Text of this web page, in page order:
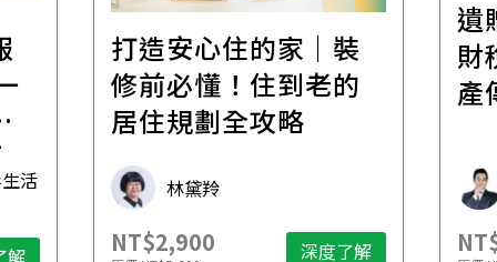
打造安心住的家｜裝
修前必懂！住到老的
居住規劃全攻略
林黛羚
NT$2,900 深度了解
遺贈稅規
財稅專家
產傳承更
財稅專家
NT$2,500